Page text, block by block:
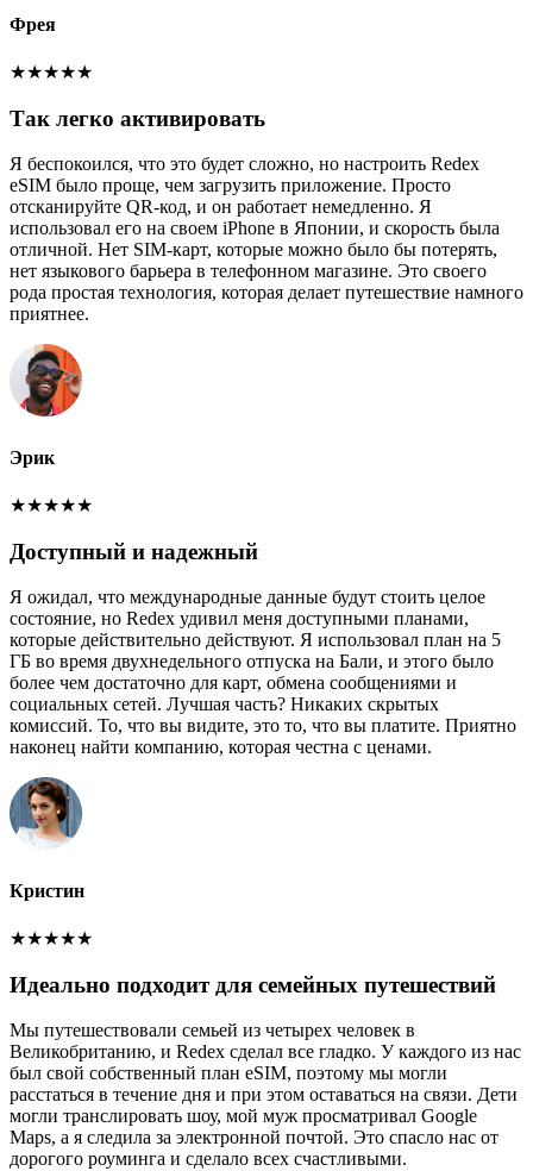
Фрея
★★★★★
Так легко активировать
Я беспокоился, что это будет сложно, но настроить Redex
eSIM было проще, чем загрузить приложение. Просто
отсканируйте QR-код, и он работает немедленно. Я
использовал его на своем iPhone в Японии, и скорость была
отличной. Нет SIM-карт, которые можно было бы потерять,
нет языкового барьера в телефонном магазине. Это своего
рода простая технология, которая делает путешествие намного
приятнее.
Эрик
★★★★★
Доступный и надежный
Я ожидал, что международные данные будут стоить целое
состояние, но Redex удивил меня доступными планами,
которые действительно действуют. Я использовал план на 5
ГБ во время двухнедельного отпуска на Бали, и этого было
более чем достаточно для карт, обмена сообщениями и
социальных сетей. Лучшая часть? Никаких скрытых
комиссий. То, что вы видите, это то, что вы платите. Приятно
наконец найти компанию, которая честна с ценами.
Кристин
★★★★★
Идеально подходит для семейных путешествий
Мы путешествовали семьей из четырех человек в
Великобританию, и Redex сделал все гладко. У каждого из нас
был свой собственный план eSIM, поэтому мы могли
расстаться в течение дня и при этом оставаться на связи. Дети
могли транслировать шоу, мой муж просматривал Google
Maps, а я следила за электронной почтой. Это спасло нас от
дорогого роуминга и сделало всех счастливыми.